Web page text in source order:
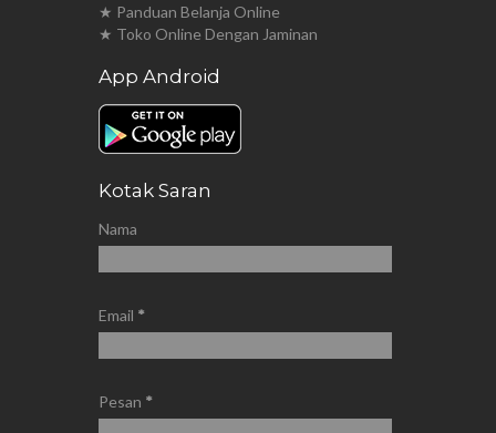
★ Panduan Belanja Online
★ Toko Online Dengan Jaminan
App Android
Kotak Saran
Nama
Email *
Pesan *